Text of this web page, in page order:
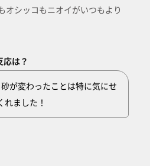
オシッコもニオイがいつもより
は？
が変わったことは特に気にせ
れました！